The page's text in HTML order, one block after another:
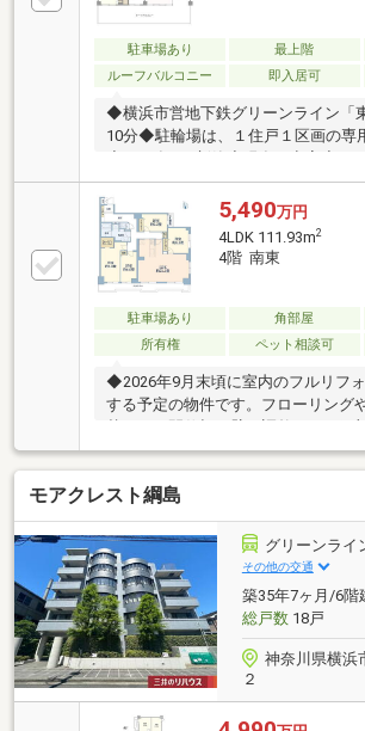
駐車場あり 最上階
ルーフバルコニー
即入居可
◆横浜市営地下鉄グリーンライン
10分◆駐輪場は、１住戸１区画の専
長期修繕計画書あり住宅ローンの相
気軽に申し付けください！
5,490万円
4LDK 111.93m2
4階 南東
駐車場あり 角部屋
所有権
ペット相談可
◆2026年9月末頃に室内のフルリフ
する予定の物件です。フローリング
れます。◎キッチン交換 ◎ユニッ
面化粧台交換 ◎トイレ交換 ◎フロ
◎クロス張替え ◎建具交換 等◆キ
の手間を軽減する食器洗い乾燥機や
浄水器付き水栓が標準装備されて
雨の日の衣類乾燥に便利な浴室暖房
つでも温かいお湯に浸かれる追い焚
ます。◆洗面室にはW1200サイズの
台、トイレにはLIXIL製の温水洗浄便
モアクレスト綱島
グリーンライ
その他の交通
築35年7ヶ月/6階
総戸数18戸
神奈川県横浜
２